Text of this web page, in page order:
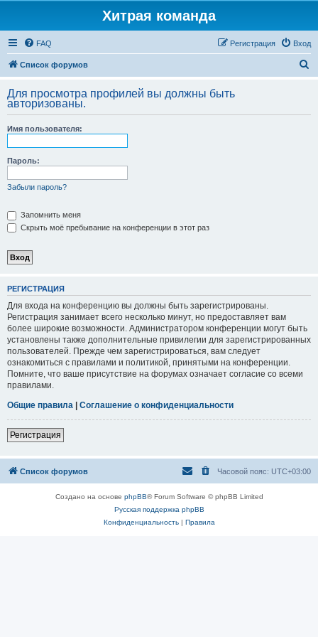
Хитрая команда
FAQ Вход
Регистрация
Список форумов
с
Для просмотра профилей вы должны быть
авторизованы.
Имя пользователя:
Пароль:
Забыли пароль?
Запомнить меня
Скрыть моё пребывание на конференции в этот раз
РЕГИСТРАЦИЯ
Для входа на конференцию вы должны быть зарегистрированы.
Регистрация занимает всего несколько минут, но предоставляет вам
более широкие возможности. Администратором конференции могут быть
установлены также дополнительные привилегии для зарегистрированных
пользователей. Прежде чем зарегистрироваться, вам следует
ознакомиться с правилами и политикой, принятыми на конференции.
Помните, что ваше присутствие на форумах означает согласие со всеми
правилами.
Общие правила | Соглашение о конфиденциальности
Регистрация
Список форумов Часовой пояс: UTC+03:00
Создано на основе phpBB® Forum Software © phpBB Limited
Русская поддержка phpBB
Конфиденциальность| Правила